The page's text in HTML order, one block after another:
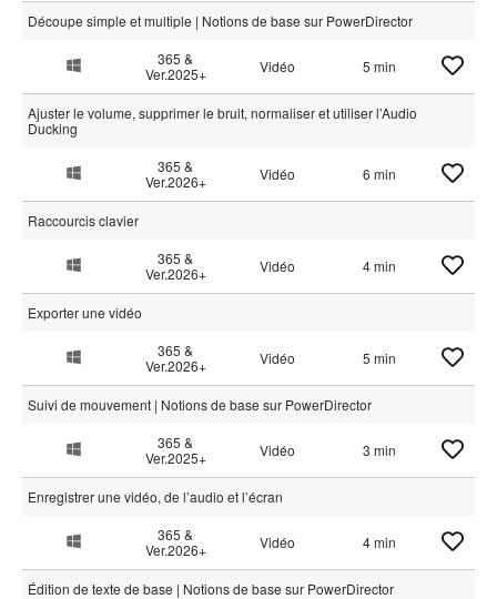
Découpe simple et multiple | Notions de base sur PowerDirector
365 &
Ver.2025+
Vidéo 5 min
Ajuster le volume, supprimer le bruit, normaliser et utiliser l’Audio
Ducking
365 &
Ver.2026+
Vidéo 6 min
Raccourcis clavier
365 &
Ver.2026+
Vidéo 4 min
Exporter une vidéo
365 &
Ver.2026+
Vidéo 5 min
Suivi de mouvement | Notions de base sur PowerDirector
365 &
Ver.2025+
Vidéo 3 min
Enregistrer une vidéo, de l’audio et l’écran
365 &
Ver.2026+
Vidéo 4 min
Édition de texte de base | Notions de base sur PowerDirector